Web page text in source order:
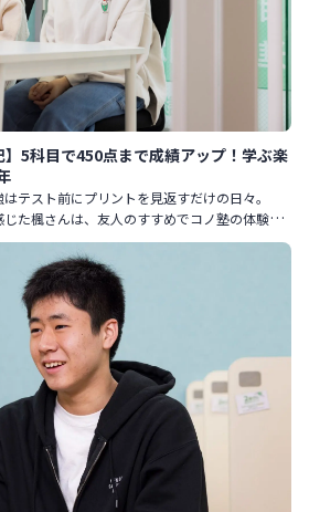
】5科目で450点まで成績アップ！学ぶ楽
テスト前にプリントを見返すだけの日々。
じた楓さんは、友人のすすめでコノ塾の体験授
本格的に受験勉強に向き合い始めました